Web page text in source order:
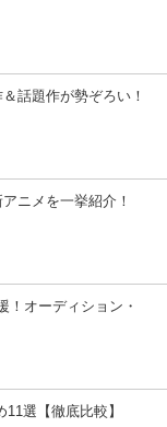
話題作が勢ぞろい！
ニメを一挙紹介！
！オーディション・
選【徹底比較】